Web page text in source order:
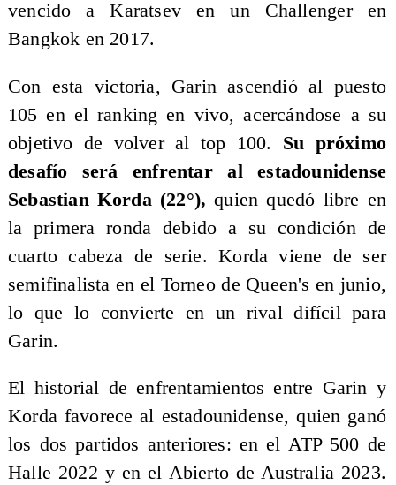
vencido a Karatsev en un Challenger en
Bangkok en 2017.
Con esta victoria, Garin ascendió al puesto
105 en el ranking en vivo, acercándose a su
objetivo de volver al top 100. Su próximo
desafío será enfrentar al estadounidense
Sebastian Korda (22°), quien quedó libre en
la primera ronda debido a su condición de
cuarto cabeza de serie. Korda viene de ser
semifinalista en el Torneo de Queen's en junio,
lo que lo convierte en un rival difícil para
Garin.
El historial de enfrentamientos entre Garin y
Korda favorece al estadounidense, quien ganó
los dos partidos anteriores: en el ATP 500 de
Halle 2022 y en el Abierto de Australia 2023.